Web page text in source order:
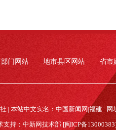
门网站 地市县区网站 省市
| 本站中文实名：中国新闻网|福建 网
支持：中新网技术部 [闽ICP备